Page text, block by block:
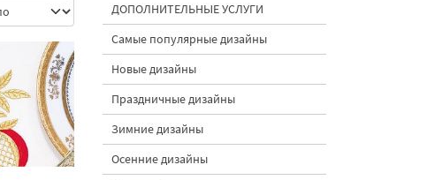
ДОПОЛНИТЕЛЬНЫЕ УСЛУГИ
Самые популярные дизайны
Новые дизайны
Праздничные дизайны
Зимние дизайны
Осенние дизайны